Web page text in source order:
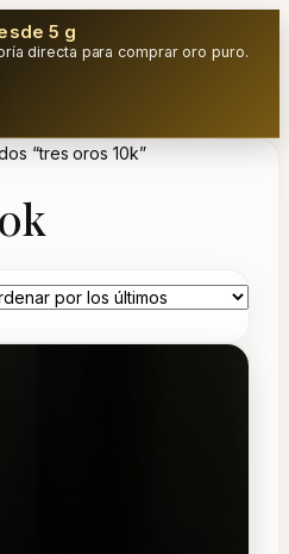
5 g
directa para comprar oro puro.
“tres oros 10k”